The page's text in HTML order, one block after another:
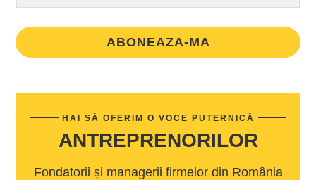
ABONEAZA-MA
HAI SĂ OFERIM O VOCE PUTERNICĂ
ANTREPRENORILOR
Fondatorii și managerii firmelor din România